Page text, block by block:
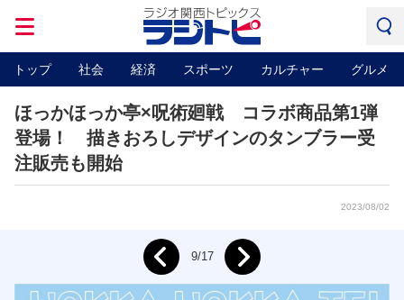
トップ 社会 経済 スポーツ カルチャー グルメ
ほっかほっか亭×呪術廻戦 コラボ商品第1弾
登場！ 描きおろしデザインのタンブラー受
注販売も開始
2023/08/02
9/17